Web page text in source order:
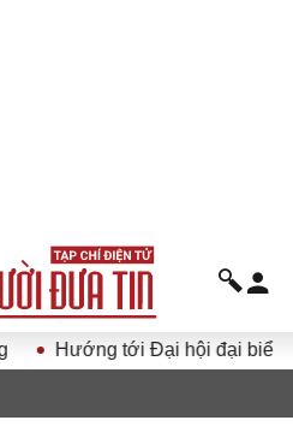
Hướng tới Đại hội đại biểu